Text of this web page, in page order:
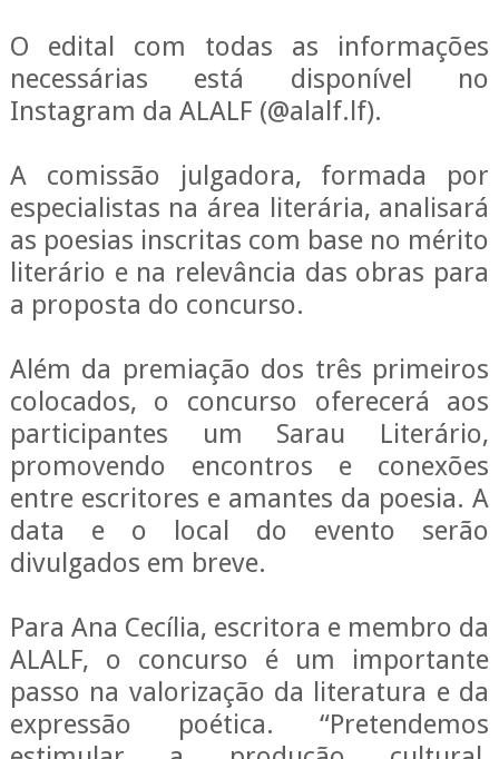
O edital com todas as informações
necessárias está disponível no
Instagram da ALALF (@alalf.lf).
A comissão julgadora, formada por
especialistas na área literária, analisará
as poesias inscritas com base no mérito
literário e na relevância das obras para
a proposta do concurso.
Além da premiação dos três primeiros
colocados, o concurso oferecerá aos
participantes um Sarau Literário,
promovendo encontros e conexões
entre escritores e amantes da poesia. A
data e o local do evento serão
divulgados em breve.
Para Ana Cecília, escritora e membro da
ALALF, o concurso é um importante
passo na valorização da literatura e da
expressão poética. “Pretendemos